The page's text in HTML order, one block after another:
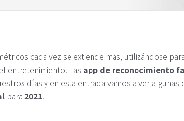
cada vez se extiende más, utilizándose
entretenimiento. Las app de reconocimiento
días y en esta entrada vamos a ver algunas
para 2021.